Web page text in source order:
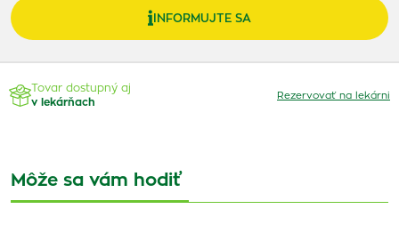
INFORMUJTE SA
Tovar dostupný aj
v lekárňach
Rezervovať na lekárni
Môže sa vám hodiť